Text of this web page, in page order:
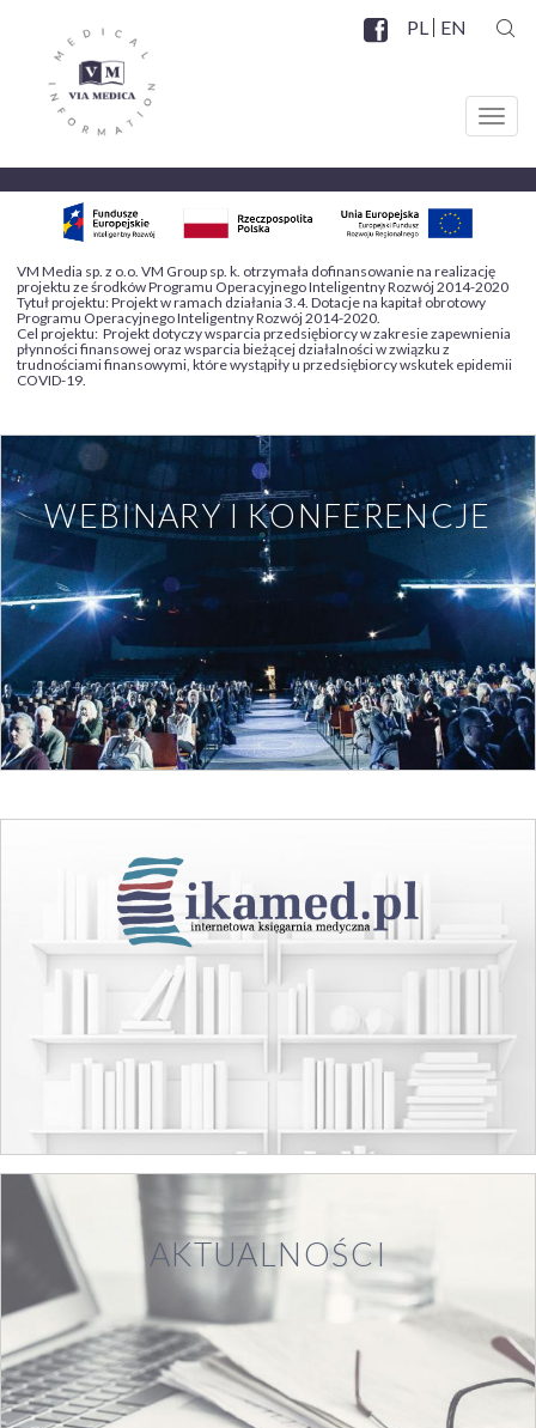
PL EN
VM Media sp. z o.o. VM Group sp. k. otrzymała dofinansowanie na realizację
projektu ze środków Programu Operacyjnego Inteligentny Rozwój 2014-2020
Tytuł projektu: Projekt w ramach działania 3.4. Dotacje na kapitał obrotowy
Programu Operacyjnego Inteligentny Rozwój 2014-2020.
Cel projektu: Projekt dotyczy wsparcia przedsiębiorcy w zakresie zapewnienia
płynności finansowej oraz wsparcia bieżącej działalności w związku z
trudnościami finansowymi, które wystąpiły u przedsiębiorcy wskutek epidemii
COVID-19.
WEBINARY I KONFERENCJE
AKTUALNOŚCI